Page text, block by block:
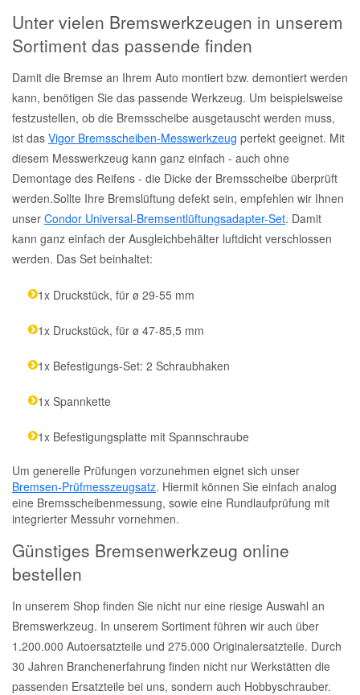
Unter vielen Bremswerkzeugen in unserem
Sortiment das passende finden
Damit die Bremse an Ihrem Auto montiert bzw. demontiert werden
kann, benötigen Sie das passende Werkzeug. Um beispielsweise
festzustellen, ob die Bremsscheibe ausgetauscht werden muss,
ist das Vigor Bremsscheiben-Messwerkzeug perfekt geeignet. Mit
diesem Messwerkzeug kann ganz einfach - auch ohne
Demontage des Reifens - die Dicke der Bremsscheibe überprüft
werden.Sollte Ihre Bremslüftung defekt sein, empfehlen wir Ihnen
unser Condor Universal-Bremsentlüftungsadapter-Set. Damit
kann ganz einfach der Ausgleichbehälter luftdicht verschlossen
werden. Das Set beinhaltet:
1x Druckstück, für ø 29-55 mm
1x Druckstück, für ø 47-85,5 mm
1x Befestigungs-Set: 2 Schraubhaken
1x Spannkette
1x Befestigungsplatte mit Spannschraube
Um generelle Prüfungen vorzunehmen eignet sich unser
Bremsen-Prüfmesszeugsatz. Hiermit können Sie einfach analog
eine Bremsscheibenmessung, sowie eine Rundlaufprüfung mit
integrierter Messuhr vornehmen.
Günstiges Bremsenwerkzeug online
bestellen
In unserem Shop finden Sie nicht nur eine riesige Auswahl an
Bremswerkzeug. In unserem Sortiment führen wir auch über
1.200.000 Autoersatzteile und 275.000 Originalersatzteile. Durch
30 Jahren Branchenerfahrung finden nicht nur Werkstätten die
passenden Ersatzteile bei uns, sondern auch Hobbyschrauber.